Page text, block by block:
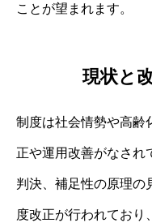
ことが望まれます。
現状と
制度は社会情勢や高齢
正や運用改善がなされ
判決、補足性の原理の
度改正が行われており